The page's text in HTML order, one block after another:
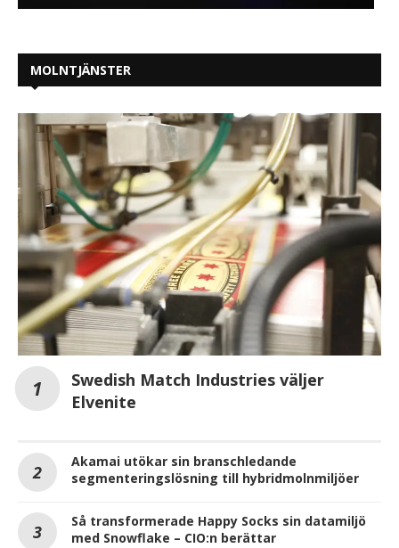
MOLNTJÄNSTER
Swedish Match Industries väljer
Elvenite
Akamai utökar sin branschledande
segmenteringslösning till hybridmolnmiljöer
Så transformerade Happy Socks sin datamiljö
med Snowflake – CIO:n berättar